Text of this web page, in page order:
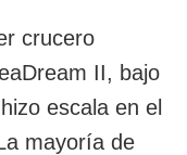
de
y
protección de
datos personales
crucero
II, bajo
escala en el
mayoría de